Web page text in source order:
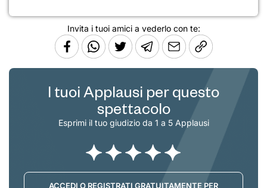
Invita i tuoi amici a vederlo con te:
I tuoi Applausi per questo
spettacolo
Esprimi il tuo giudizio da 1 a 5 Applausi
ACCEDI O REGISTRATI GRATUITAMENTE PER